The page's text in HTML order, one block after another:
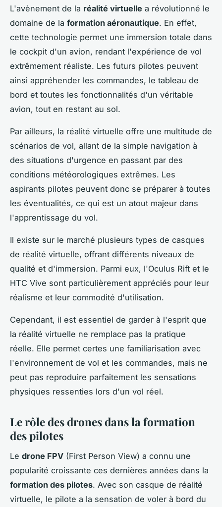
L'avènement de la réalité virtuelle a révolutionné le
domaine de la formation aéronautique. En effet,
cette technologie permet une immersion totale dans
le cockpit d'un avion, rendant l'expérience de vol
extrêmement réaliste. Les futurs pilotes peuvent
ainsi appréhender les commandes, le tableau de
bord et toutes les fonctionnalités d'un véritable
avion, tout en restant au sol.
Par ailleurs, la réalité virtuelle offre une multitude de
scénarios de vol, allant de la simple navigation à
des situations d'urgence en passant par des
conditions météorologiques extrêmes. Les
aspirants pilotes peuvent donc se préparer à toutes
les éventualités, ce qui est un atout majeur dans
l'apprentissage du vol.
Il existe sur le marché plusieurs types de casques
de réalité virtuelle, offrant différents niveaux de
qualité et d'immersion. Parmi eux, l'Oculus Rift et le
HTC Vive sont particulièrement appréciés pour leur
réalisme et leur commodité d'utilisation.
Cependant, il est essentiel de garder à l'esprit que
la réalité virtuelle ne remplace pas la pratique
réelle. Elle permet certes une familiarisation avec
l'environnement de vol et les commandes, mais ne
peut pas reproduire parfaitement les sensations
physiques ressenties lors d'un vol réel.
Le rôle des drones dans la formation
des pilotes
Le drone FPV (First Person View) a connu une
popularité croissante ces dernières années dans la
formation des pilotes. Avec son casque de réalité
virtuelle, le pilote a la sensation de voler à bord du